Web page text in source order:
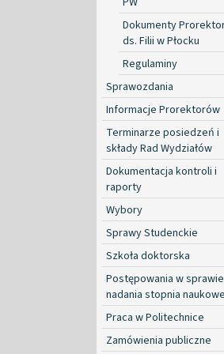
Dokumenty
ds. Filii w Płocku
Regulaminy
Sprawozdania
Informacje Prorektorów
Terminarze posiedzeń i
składy Rad Wydziałów
Dokumentacja kontroli i
raporty
Wybory
Sprawy Studenckie
Szkoła doktorska
Postępowania w sprawie
nadania stopnia
Praca w Politechnice
Zamówienia publiczne